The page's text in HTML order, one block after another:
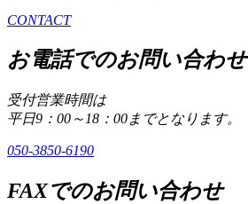
CONTACT
お電話でのお問い合わせ
受付営業時間は
平日9：00～18：00までとなります。
050-3850-6190
FAXでのお問い合わせ